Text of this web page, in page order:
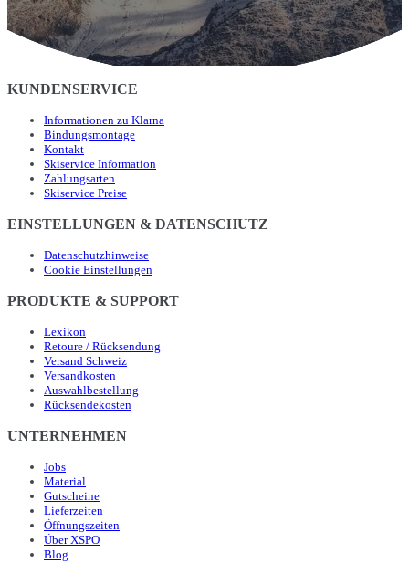
KUNDENSERVICE
Informationen zu Klarna
Bindungsmontage
Kontakt
Skiservice Information
Zahlungsarten
Skiservice Preise
EINSTELLUNGEN & DATENSCHUTZ
Datenschutzhinweise
Cookie Einstellungen
PRODUKTE & SUPPORT
Lexikon
Retoure / Rücksendung
Versand Schweiz
Versandkosten
Auswahlbestellung
Rücksendekosten
UNTERNEHMEN
Jobs
Material
Gutscheine
Lieferzeiten
Öffnungszeiten
Über XSPO
Blog